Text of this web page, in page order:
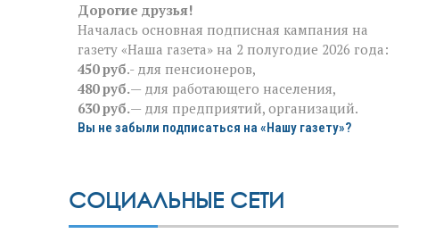
Дорогие друзья!
Началась основная подписная кампания на
газету «Наша газета» на 2 полугодие 2026 года:
450 руб.- для пенсионеров,
480 руб.— для работающего населения,
630 руб.— для предприятий, организаций.
Вы не забыли подписаться на «Нашу газету»?
СОЦИАЛЬНЫЕ СЕТИ